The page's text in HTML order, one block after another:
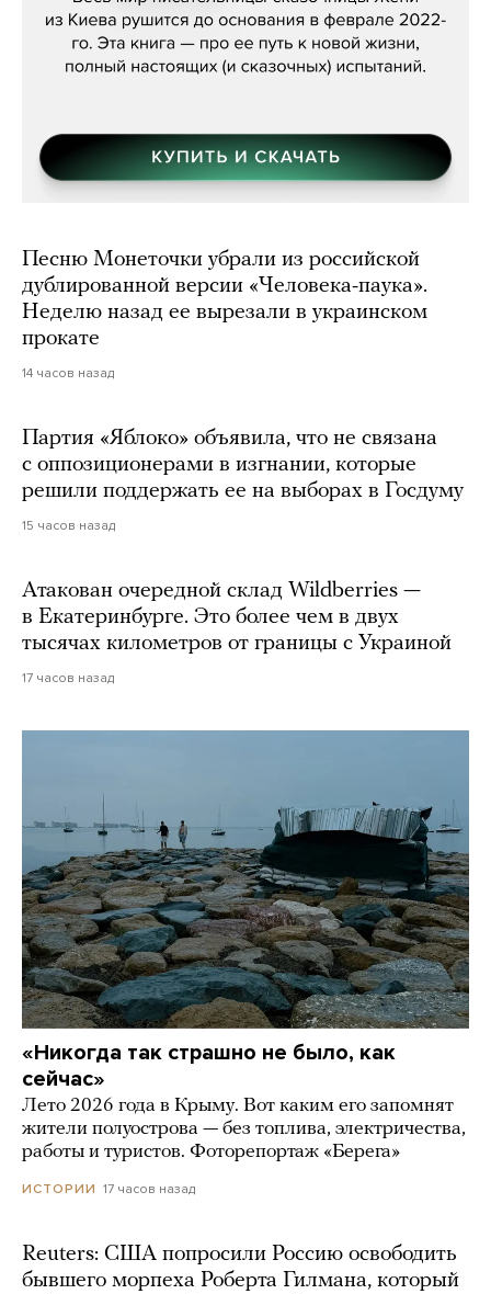
Песню Монеточки убрали из российской
дублированной версии «Человека-паука».
Неделю назад ее вырезали в украинском
прокате
14 часов назад
Партия «Яблоко» объявила, что не связана
с оппозиционерами в изгнании, которые
решили поддержать ее на выборах в Госдуму
15 часов назад
Атакован очередной склад Wildberries —
в Екатеринбурге. Это более чем в двух
тысячах километров от границы с Украиной
17 часов назад
«Никогда так страшно не было, как
сейчас»
Лето 2026 года в Крыму. Вот каким его запомнят
жители полуострова — без топлива, электричества,
работы и туристов. Фоторепортаж «Берега»
ИСТОРИИ 17 часов назад
Reuters: США попросили Россию освободить
бывшего морпеха Роберта Гилмана, который